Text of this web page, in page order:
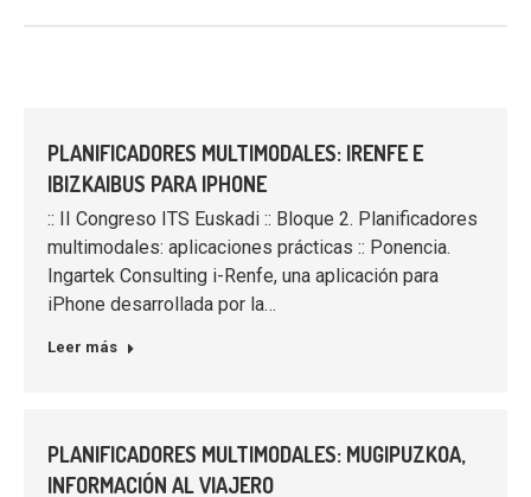
PLANIFICADORES MULTIMODALES: IRENFE E
IBIZKAIBUS PARA IPHONE
:: II Congreso ITS Euskadi :: Bloque 2. Planificadores
multimodales: aplicaciones prácticas :: Ponencia.
Ingartek Consulting i-Renfe, una aplicación para
iPhone desarrollada por la…
Leer más
PLANIFICADORES MULTIMODALES: MUGIPUZKOA,
INFORMACIÓN AL VIAJERO